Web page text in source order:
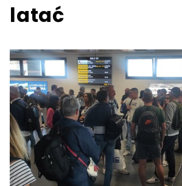
latać